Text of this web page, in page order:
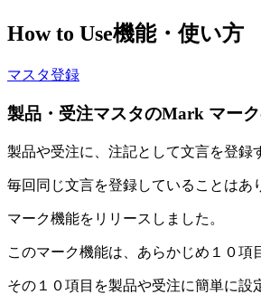
How to Use機能・使い方
マスタ登録
製品・受注マスタのMark マー
製品や受注に、注記として文言を登録
毎回同じ文言を登録していることはあ
マーク機能をリリースしました。
このマーク機能は、あらかじめ１０項
その１０項目を製品や受注に簡単に設